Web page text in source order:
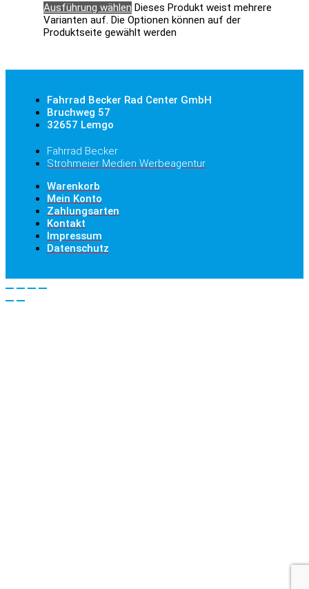
Ausführung wählen Dieses Produkt weist mehrere
Varianten auf. Die Optionen können auf der
Produktseite gewählt werden
Fahrrad Becker Rad Center GmbH
Bruchweg 57
32657 Lemgo
Fahrrad Becker
Strohmeier Medien Werbeagentur
Warenkorb
Mein Konto
Zahlungsarten
Kontakt
Impressum
Datenschutz